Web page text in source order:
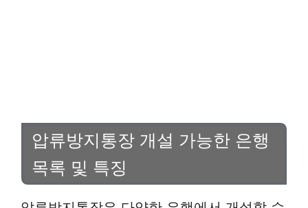
압류방지통장 개설 가능한 은행
목록 및 특징